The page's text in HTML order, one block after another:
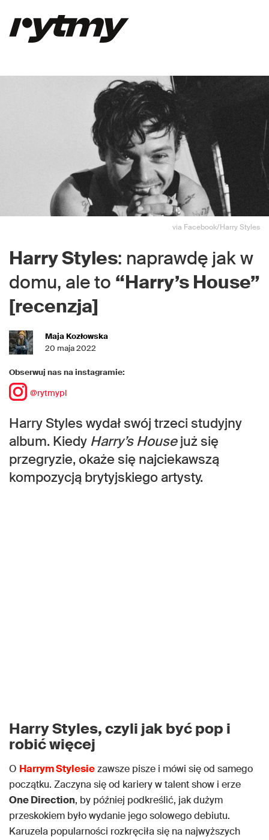
via Facebook/Harry Styles
Harry Styles: naprawdę jak w
domu, ale to “Harry’s House”
[recenzja]
Maja Kozłowska
20 maja 2022
Obserwuj nas na instagramie:
@rytmypl
Harry Styles wydał swój trzeci studyjny
album. Kiedy Harry’s Housejuż się
przegryzie, okaże się najciekawszą
kompozycją brytyjskiego artysty.
Harry Styles, czyli jak być pop i
robić więcej
O Harrym Stylesiezawsze pisze i mówi się od samego
początku. Zaczyna się od kariery w talent show i erze
One Direction, by później podkreślić, jak dużym
przeskokiem było wydanie jego solowego debiutu.
Karuzela popularności rozkręciła się na najwyższych